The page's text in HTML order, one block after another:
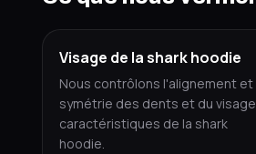
Visage de la shark hoodie
Nous contrôlons l'alignement et
symétrie des dents et du visage
caractéristiques de la shark
hoodie.